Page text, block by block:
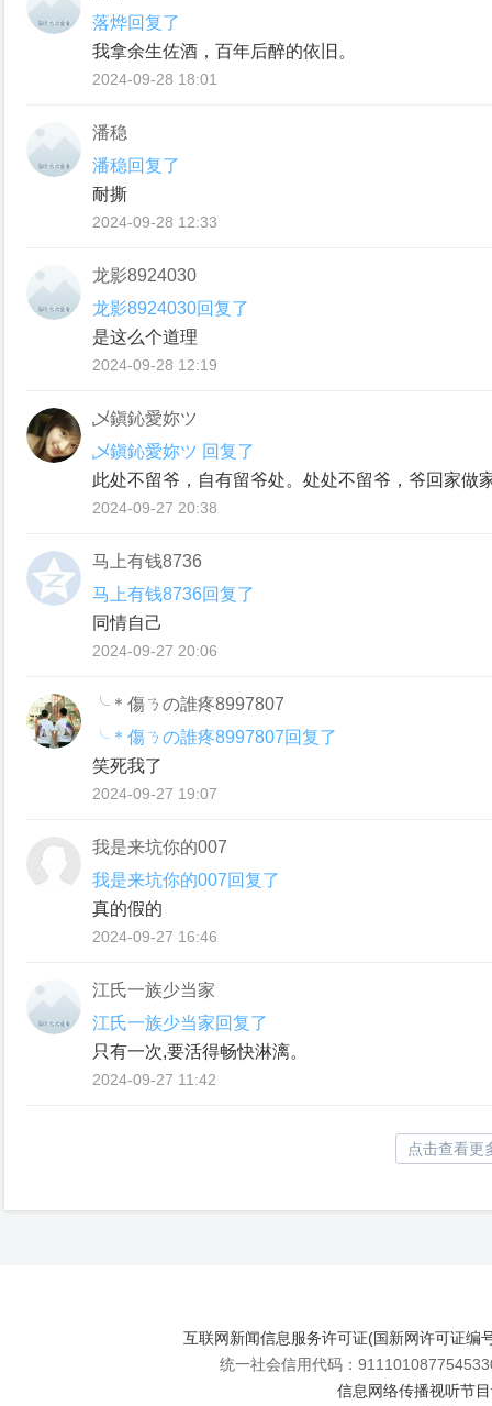
落烨回复了
我拿余生佐酒，百年后醉的依旧。
2024-09-28 18:01
潘稳
潘稳回复了
耐撕
2024-09-28 12:33
龙影8924030
龙影8924030回复了
是这么个道理
2024-09-28 12:19
乄鎭鈊愛妳ツ
乄鎭鈊愛妳ツ 回复了
此处不留爷，⾃有留爷处。处处不留爷，爷回家做
2024-09-27 20:38
马上有钱8736
马上有钱8736回复了
同情自己
2024-09-27 20:06
╰＊傷ㄋの誰疼8997807
╰＊傷ㄋの誰疼8997807回复了
笑死我了
2024-09-27 19:07
我是来坑你的007
我是来坑你的007回复了
真的假的
2024-09-27 16:46
江氏一族少当家
江氏一族少当家回复了
只有一次,要活得畅快淋漓。
2024-09-27 11:42
点击查看更
互联网新闻信息服务许可证(国新网许可证编
统一社会信用代码：
信息网络传播视听节